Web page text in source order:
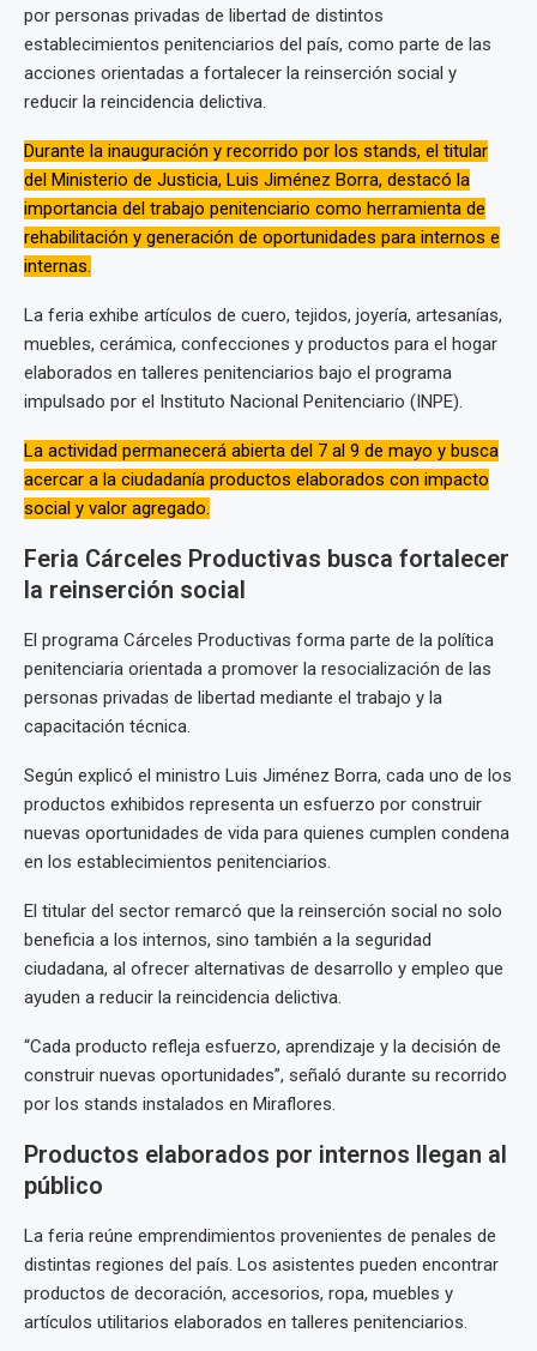
por personas privadas de libertad de distintos
establecimientos penitenciarios del país, como parte de las
acciones orientadas a fortalecer la reinserción social y
reducir la reincidencia delictiva.
Durante la inauguración y recorrido por los stands, el titular
del Ministerio de Justicia, Luis Jiménez Borra, destacó la
importancia del trabajo penitenciario como herramienta de
rehabilitación y generación de oportunidades para internos e
internas.
La feria exhibe artículos de cuero, tejidos, joyería, artesanías,
muebles, cerámica, confecciones y productos para el hogar
elaborados en talleres penitenciarios bajo el programa
impulsado por el Instituto Nacional Penitenciario (INPE).
La actividad permanecerá abierta del 7 al 9 de mayo y busca
acercar a la ciudadanía productos elaborados con impacto
social y valor agregado.
Feria Cárceles Productivas busca fortalecer
la reinserción social
El programa Cárceles Productivas forma parte de la política
penitenciaria orientada a promover la resocialización de las
personas privadas de libertad mediante el trabajo y la
capacitación técnica.
Según explicó el ministro Luis Jiménez Borra, cada uno de los
productos exhibidos representa un esfuerzo por construir
nuevas oportunidades de vida para quienes cumplen condena
en los establecimientos penitenciarios.
El titular del sector remarcó que la reinserción social no solo
beneficia a los internos, sino también a la seguridad
ciudadana, al ofrecer alternativas de desarrollo y empleo que
ayuden a reducir la reincidencia delictiva.
“Cada producto refleja esfuerzo, aprendizaje y la decisión de
construir nuevas oportunidades”, señaló durante su recorrido
por los stands instalados en Miraflores.
Productos elaborados por internos llegan al
público
La feria reúne emprendimientos provenientes de penales de
distintas regiones del país. Los asistentes pueden encontrar
productos de decoración, accesorios, ropa, muebles y
artículos utilitarios elaborados en talleres penitenciarios.